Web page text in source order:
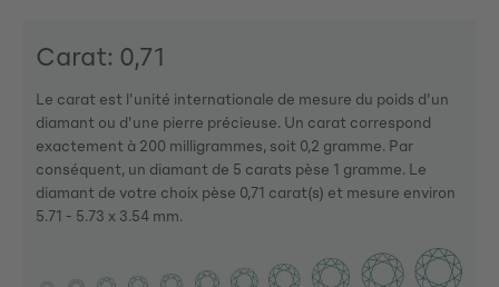
Carat: 0,71
Le carat est l'unité internationale de mesure du poids d'un
diamant ou d'une pierre précieuse. Un carat correspond
exactement à 200 milligrammes, soit 0,2 gramme. Par
conséquent, un diamant de 5 carats pèse 1 gramme. Le
diamant de votre choix pèse 0,71 carat(s) et mesure environ
5.71 - 5.73 x 3.54 mm.